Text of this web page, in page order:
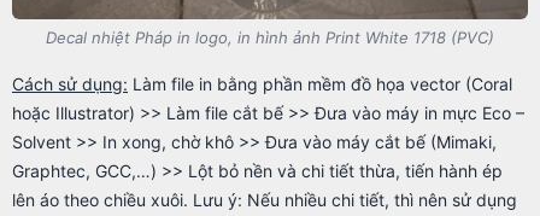
Decal nhiệt Pháp in logo, in hình ảnh Print White 1718 (PVC)
Cách sử dụng: Làm file in bằng phần mềm đồ họa vector (Coral
hoặc Illustrator) >> Làm file cắt bế >> Đưa vào máy in mực Eco –
Solvent >> In xong, chờ khô >> Đưa vào máy cắt bế (Mimaki,
Graphtec, GCC,…) >> Lột bỏ nền và chi tiết thừa, tiến hành ép
lên áo theo chiều xuôi. Lưu ý: Nếu nhiều chi tiết, thì nên sử dụng